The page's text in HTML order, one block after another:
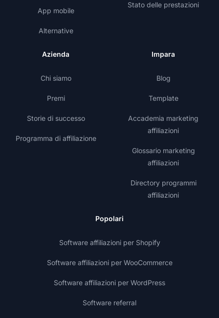
App mobile
Alternative
Stato delle prestazioni
Azienda
Chi siamo
Premi
Storie di successo
Programma di affiliazione
Impara
Blog
Template
Accademia marketing
affiliazioni
Glossario marketing
affiliazioni
Directory programmi
affiliazioni
Popolari
Software affiliazioni per Shopify
Software affiliazioni per WooCommerce
Software affiliazioni per WordPress
Software referral